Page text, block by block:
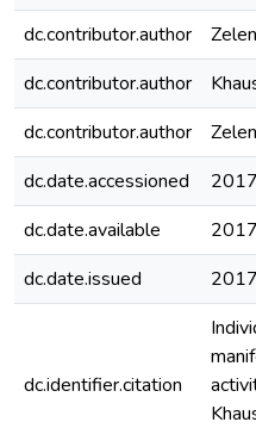
dc.contributor.author
dc.contributor.author
dc.contributor.author
dc.date.accessioned
dc.date.available
dc.date.issued
2017
dc.identifier.citation